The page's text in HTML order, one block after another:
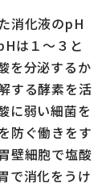
消化液のpH
は１～３と
を分泌するか
する酵素を活
に弱い細菌を
防ぐ働きをす
壁細胞で塩酸
で消化をうけ